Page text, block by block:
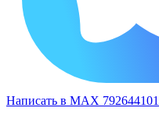
Написать в MAX